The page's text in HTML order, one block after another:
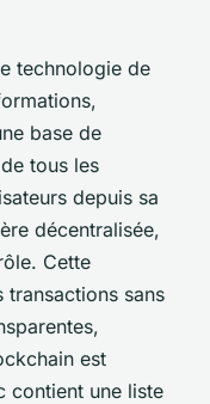
technologie de
base de
tous les
depuis sa
décentralisée,
Cette
transactions sans
est
contient une liste